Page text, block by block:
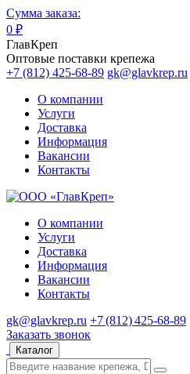
Сумма заказа:
0 ₽
ГлавКреп
Оптовые поставки крепежа
+7 (812) 425-68-89 gk@glavkrep.ru
О компании
Услуги
Доставка
Информация
Вакансии
Контакты
О компании
Услуги
Доставка
Информация
Вакансии
Контакты
gk@glavkrep.ru +7 (812) 425-68-89
Заказать звонок
Каталог